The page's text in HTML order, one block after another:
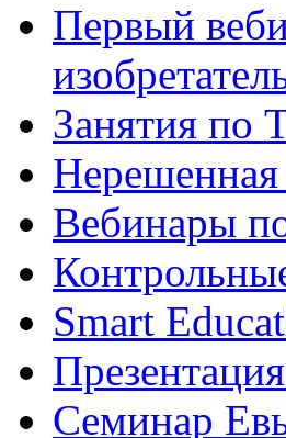
Первый
Занятия по
Вебинары
Smart
Семинар